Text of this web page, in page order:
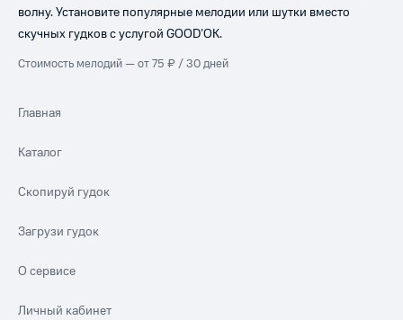
волну. Установите популярные мелодии или шутки вместо
скучных гудков с услугой GOOD’OK.
Стоимость мелодий — от 75 ₽ / 30 дней
Главная
Каталог
Скопируй гудок
Загрузи гудок
О сервисе
Личный кабинет